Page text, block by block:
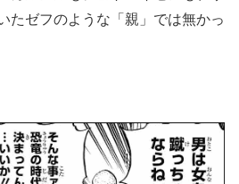
たゼフのような「親」では無かっ